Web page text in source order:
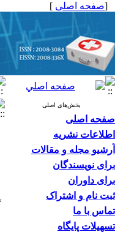
[صفحه اصلی ]
بخش‌های اصلی
صفحه اصلی
اطلاعات نشریه
آرشیو مجله و مقالات
برای نویسندگان
برای داوران
ثبت نام و اشتراک
تماس با ما
تسهیلات پایگاه